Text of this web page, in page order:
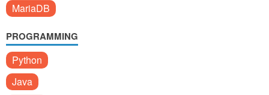
MariaDB
PROGRAMMING
Python
Java